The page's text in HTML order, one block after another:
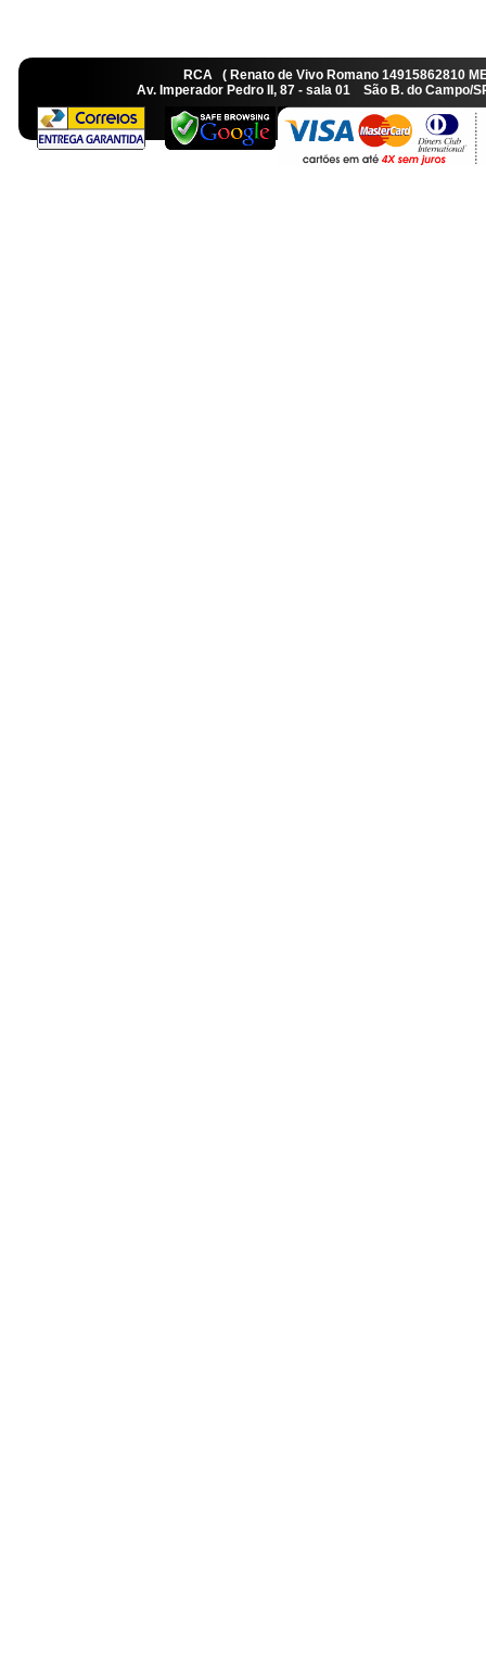
RCA ( Renato de Vivo Romano
Av. Imperador Pedro II, 87 - sala 01 São B. do